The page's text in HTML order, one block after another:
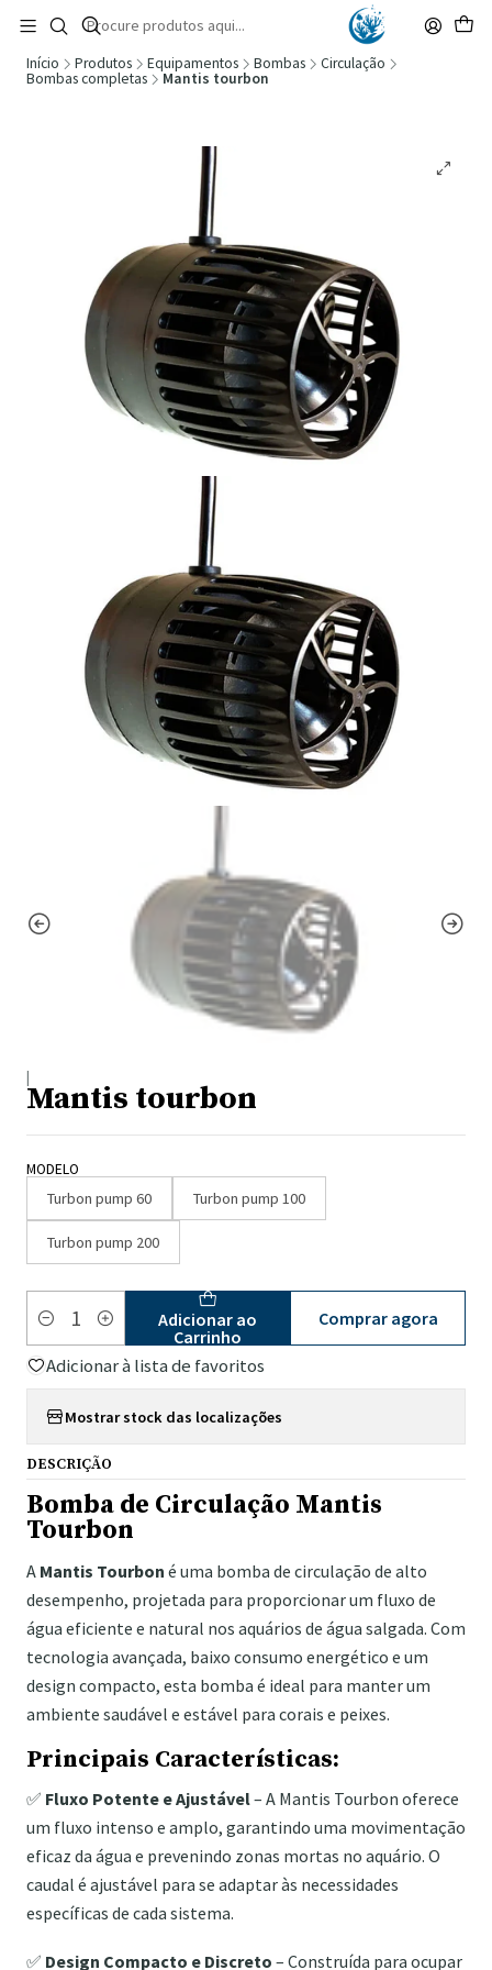
🚚 Portugal Continental: Portes Grátis desde 149,90€ (Envio extresso: 14,90€)
Ler mais
Início Produtos Equipamentos Bombas
Circulação
Bombas completas
Mantis tourbon
|
Mantis tourbon
MODELO
Turbon pump 60 Turbon pump 100
Turbon pump 200
Quantidade
Adicionar ao
Carrinho
Comprar agora
Adicionar à lista de favoritos
Mostrar stock das localizações
DESCRIÇÃO
Bomba de Circulação Mantis
Tourbon
A Mantis Tourbon é uma bomba de circulação de alto
desempenho, projetada para proporcionar um fluxo de
água eficiente e natural nos aquários de água salgada. Com
tecnologia avançada, baixo consumo energético e um
design compacto, esta bomba é ideal para manter um
ambiente saudável e estável para corais e peixes.
Principais Características:
✅ Fluxo Potente e Ajustável– A Mantis Tourbon oferece
um fluxo intenso e amplo, garantindo uma movimentação
eficaz da água e prevenindo zonas mortas no aquário. O
caudal é ajustável para se adaptar às necessidades
específicas de cada sistema.
✅ Design Compacto e Discreto – Construída para ocupar